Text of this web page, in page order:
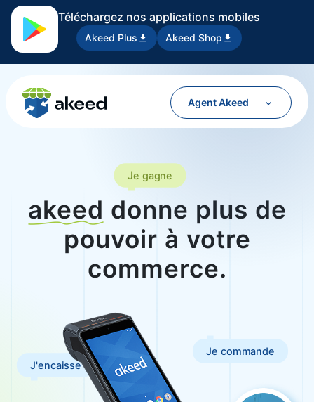
Aller au contenu
Téléchargez nos applications mobiles
Akeed Plus Akeed Shop
Agent Akeed
Je gagne
J'encaisse
Je commande
akeed donne plus de
pouvoir à votre
commerce.